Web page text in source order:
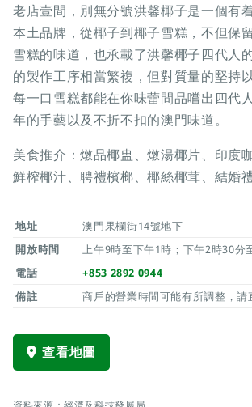
老店壹間，別無分號洪馨椰子是一個有
本土品牌，從椰子到椰子雪糕，不但保
雪糕的味道，也承載了洪馨椰子四代人
的製作工序相當繁複，但對質量的堅持
每一口雪糕都能在你味蕾間品嚐出四代
年的手藝以及不折不扣的澳門味道。
美食推介：燉品椰盅、燉湯椰片、印度
鮮榨椰汁、聘禮檳榔、椰絲椰茸、結婚
地址
澳門果欄街14號地下
開放時間
上午9時至下午1時；下午2時30分
電話
+853 2892 0944
備註
商戶的營業時間可能有所調整，請
查看地圖